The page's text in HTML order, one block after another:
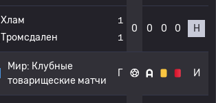
Хлам
Тромсдален
1
1
0 0 0 0 Н
Мир: Клубные
товарищеские матчи
Г И